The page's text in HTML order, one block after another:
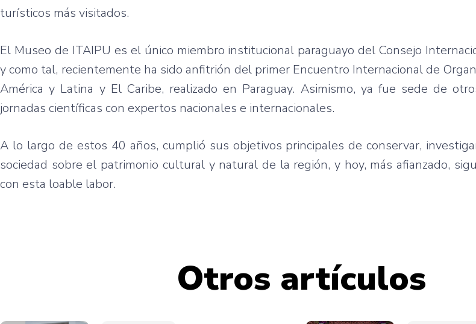
turísticos más visitados.
El Museo de ITAIPU es el único miembro institucional paraguayo del Consejo
y como tal, recientemente ha sido anfitrión del primer Encuentro Internacional de
América y Latina y El Caribe, realizado en Paraguay. Asimismo, ya fue sede de
jornadas científicas con expertos nacionales e internacionales.
A lo largo de estos 40 años, cumplió sus objetivos principales de conservar,
sociedad sobre el patrimonio cultural y natural de la región, y hoy, más afianzado,
con esta loable labor.
Otros artículos